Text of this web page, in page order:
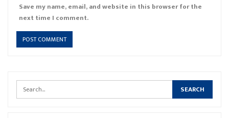
Save my name, email, and website in this browser for the
next time I comment.